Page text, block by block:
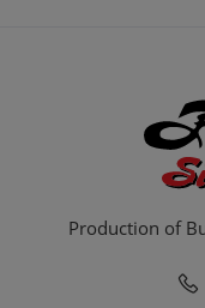
Production of